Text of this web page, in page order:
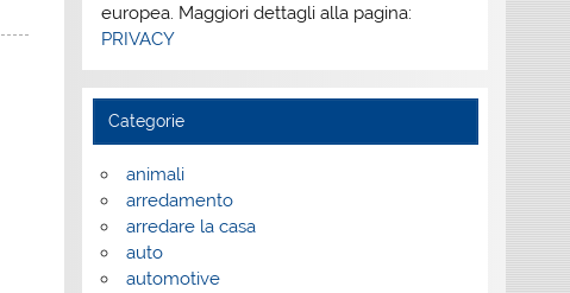
europea. Maggiori dettagli alla pagina:
PRIVACY
Categorie
animali
arredamento
arredare la casa
auto
automotive